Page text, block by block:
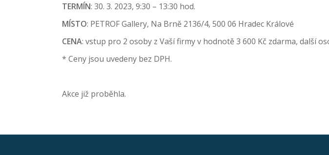
TERMÍN: 30. 3. 2023, 9:30 – 13:30 hod.
MÍSTO: PETROF Gallery, Na Brně 2136/4, 500 06 Hradec Králové
CENA: vstup pro 2 osoby z Vaší firmy v hodnotě 3 600 Kč zdarma, další
* Ceny jsou uvedeny bez DPH.
Akce již proběhla.